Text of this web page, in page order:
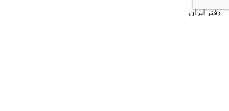
دفتر ایران